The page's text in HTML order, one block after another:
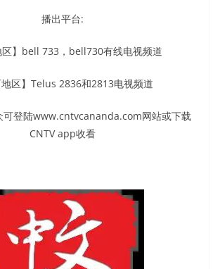
播出平台:
区】bell 733，bell730有线电视频道
地区】Telus 2836和2813电视频道
可登陆www.cntvcananda.com网站或下载
CNTV app收看